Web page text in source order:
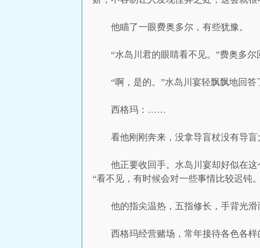
他瞄了一眼费奥多尔，有些犹豫。
“水岛川君的眼睛看不见。”费奥多尔
“啊，是的。”水岛川宴轻飘飘地回答
西格玛：……
看他刚刚奔来，没拿导盲杖没有导
他正要收回手。水岛川宴却好似在
“看不见，有时候会对一些事情比较迟钝
他的指尖温热，五指修长，手背光
西格玛经营赌场，常年接待各色各